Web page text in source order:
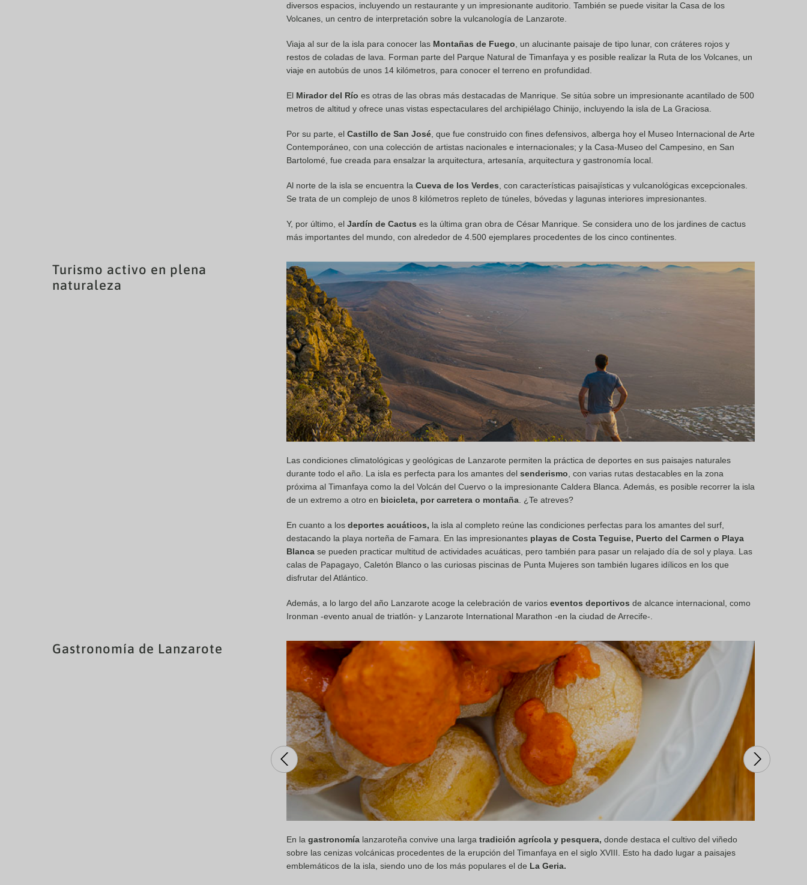
diversos espacios, incluyendo un restaurante y un impresionante auditorio. También se puede visitar la Casa de los
Volcanes, un centro de interpretación sobre la vulcanología de Lanzarote.
Viaja al sur de la isla para conocer las Montañas de Fuego , un alucinante paisaje de tipo lunar, con cráteres rojos y
restos de coladas de lava. Forman parte del Parque Natural de Timanfaya y es posible realizar la Ruta de los Volcanes, un
viaje en autobús de unos 14 kilómetros, para conocer el terreno en profundidad.
El Mirador del Río es otras de las obras más destacadas de Manrique. Se sitúa sobre un impresionante acantilado de 500
metros de altitud y ofrece unas vistas espectaculares del archipiélago Chinijo, incluyendo la isla de La Graciosa.
Por su parte, el Castillo de San José , que fue construido con fines defensivos, alberga hoy el Museo Internacional de Arte
Contemporáneo, con una colección de artistas nacionales e internacionales; y la Casa-Museo del Campesino, en San
Bartolomé, fue creada para ensalzar la arquitectura, artesanía, arquitectura y gastronomía local.
Al norte de la isla se encuentra la Cueva de los Verdes , con características paisajísticas y vulcanológicas excepcionales.
Se trata de un complejo de unos 8 kilómetros repleto de túneles, bóvedas y lagunas interiores impresionantes.
Y, por último, el Jardín de Cactus es la última gran obra de César Manrique. Se considera uno de los jardines de cactus
más importantes del mundo, con alrededor de 4.500 ejemplares procedentes de los cinco continentes.
Turismo activo en plena
naturaleza
Las condiciones climatológicas y geológicas de Lanzarote permiten la práctica de deportes en sus paisajes naturales
durante todo el año. La isla es perfecta para los amantes del senderismo , con varias rutas destacables en la zona
próxima al Timanfaya como la del Volcán del Cuervo o la impresionante Caldera Blanca. Además, es posible recorrer la isla
de un extremo a otro en bicicleta, por carretera o montaña . ¿Te atreves?
En cuanto a los deportes acuáticos, la isla al completo reúne las condiciones perfectas para los amantes del surf,
destacando la playa norteña de Famara. En las impresionantes playas de Costa Teguise, Puerto del Carmen o Playa
Blanca se pueden practicar multitud de actividades acuáticas, pero también para pasar un relajado día de sol y playa. Las
calas de Papagayo, Caletón Blanco o las curiosas piscinas de Punta Mujeres son también lugares idílicos en los que
disfrutar del Atlántico.
Además, a lo largo del año Lanzarote acoge la celebración de varios eventos deportivos de alcance internacional, como
Ironman -evento anual de triatlón- y Lanzarote International Marathon -en la ciudad de Arrecife-.
Gastronomía de Lanzarote
En la gastronomía lanzaroteña convive una larga tradición agrícola y pesquera, donde destaca el cultivo del viñedo
sobre las cenizas volcánicas procedentes de la erupción del Timanfaya en el siglo XVIII. Esto ha dado lugar a paisajes
emblemáticos de la isla, siendo uno de los más populares el de La Geria.